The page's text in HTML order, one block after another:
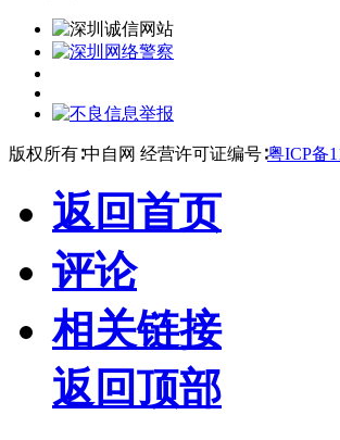
版权所有∶中自网 经营许可证编号∶粤ICP备
返回首页
评论
相关链接
返回顶部